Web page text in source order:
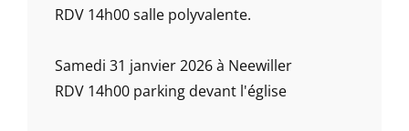
RDV 14h00 salle polyvalente.
Samedi 31 janvier 2026 à Neewiller
RDV 14h00 parking devant l'église